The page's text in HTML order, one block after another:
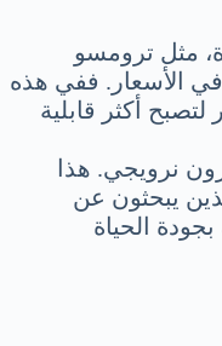
مثل ترومسو
في الأسعار. ففي هذه
أكثر قابلية
بين 6000 إلى 10000 كرون نرويجي. هذا
يبحثون عن
الحياة